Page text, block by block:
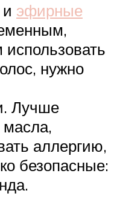
эфирные
нужно
Лучше
аллергию,
безопасные: